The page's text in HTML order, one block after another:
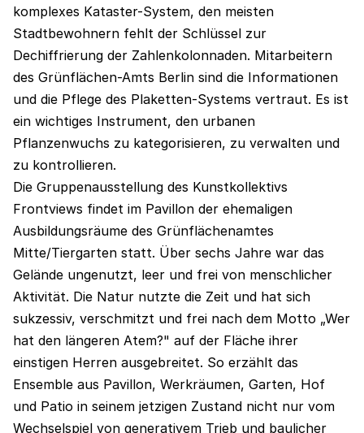
komplexes Kataster-System, den meisten
Stadtbewohnern fehlt der Schlüssel zur
Dechiffrierung der Zahlenkolonnaden. Mitarbeitern
des Grünflächen-Amts Berlin sind die Informationen
und die Pflege des Plaketten-Systems vertraut. Es ist
ein wichtiges Instrument, den urbanen
Pflanzenwuchs zu kategorisieren, zu verwalten und
zu kontrollieren.
Die Gruppenausstellung des Kunstkollektivs
Frontviews findet im Pavillon der ehemaligen
Ausbildungsräume des Grünflächenamtes
Mitte/Tiergarten statt. Über sechs Jahre war das
Gelände ungenutzt, leer und frei von menschlicher
Aktivität. Die Natur nutzte die Zeit und hat sich
sukzessiv, verschmitzt und frei nach dem Motto „Wer
hat den längeren Atem?" auf der Fläche ihrer
einstigen Herren ausgebreitet. So erzählt das
Ensemble aus Pavillon, Werkräumen, Garten, Hof
und Patio in seinem jetzigen Zustand nicht nur vom
Wechselspiel von generativem Trieb und baulicher